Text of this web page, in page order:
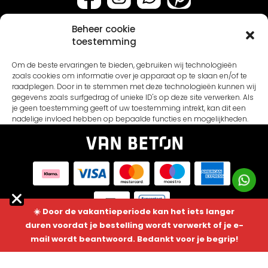
Beheer cookie
toestemming
Om de beste ervaringen te bieden, gebruiken wij technologieën
zoals cookies om informatie over je apparaat op te slaan en/of te
raadplegen. Door in te stemmen met deze technologieën kunnen wij
gegevens zoals surfgedrag of unieke ID's op deze site verwerken. Als
je geen toestemming geeft of uw toestemming intrekt, kan dit een
nadelige invloed hebben op bepaalde functies en mogelijkheden.
Accepteren
Weigeren
Bekijk voorkeuren
Cookies Privacybeleid
☀️ Door de vakantieperiode kan het iets langer
duren voordat je bestelling wordt verwerkt of je e-
mail wordt beantwoord. Bedankt voor je begrip!
Stalen & testers
Verf soorten
Primers
Gereedschap
Cadeaubon
Onderhoud
Klantenservice
About us
Contact
Cookiebeleid
Disclaimer
FAQ
© 2026 Van Beton. All Rights Reserved
Algemene voorwaarden Privacy policy
Disclaimer
NL